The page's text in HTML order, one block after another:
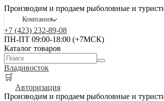
Производим и продаем рыболовные и
Компания
+7 (423) 232-89-08
ПН-ПТ 09:00-18:00 (+7МСК)
Каталог товаров
Владивосток
🛒
Авторизация
Производим и продаем рыболовные и